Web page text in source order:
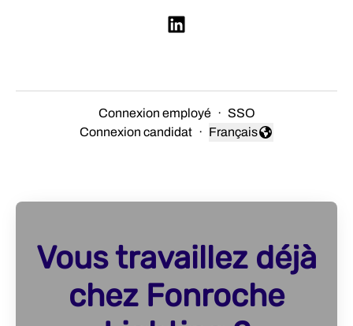
Connexion employé · SSO
Connexion candidat ·
Changer la langue
Français
Vous travaillez déjà
chez Fonroche